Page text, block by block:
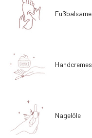
Fußbalsame
Handcremes
Nagelöle